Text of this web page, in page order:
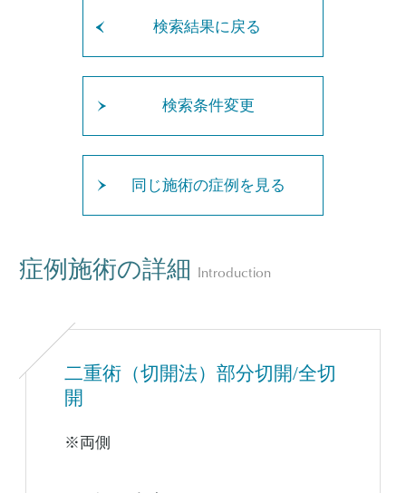
検索結果に戻る
検索条件変更
同じ施術の症例を見る
症例施術の詳細 Introduction
二重術（切開法）部分切開/全切
開
※両側